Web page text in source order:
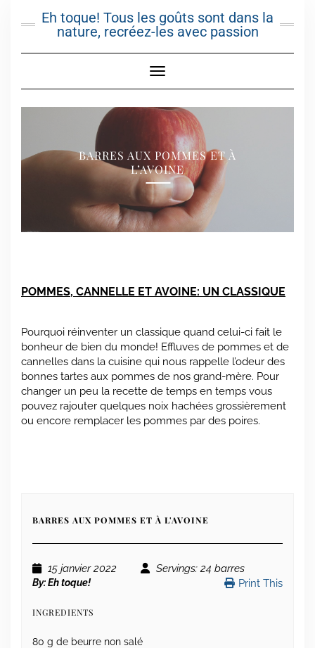
Eh toque! Tous les goûts sont dans la
nature, recréez-les avec passion
Toggle Navigation
BARRES AUX POMMES ET À
L’AVOINE
POMMES, CANNELLE ET AVOINE: UN CLASSIQUE
Pourquoi réinventer un classique quand celui-ci fait le
bonheur de bien du monde! Effluves de pommes et de
cannelles dans la cuisine qui nous rappelle l’odeur des
bonnes tartes aux pommes de nos grand-mère. Pour
changer un peu la recette de temps en temps vous
pouvez rajouter quelques noix hachées grossièrement
ou encore remplacer les pommes par des poires.
BARRES AUX POMMES ET À L'AVOINE
15 janvier 2022 Servings: 24 barres
Print This
By:Eh toque!
INGREDIENTS
80 g de beurre non salé